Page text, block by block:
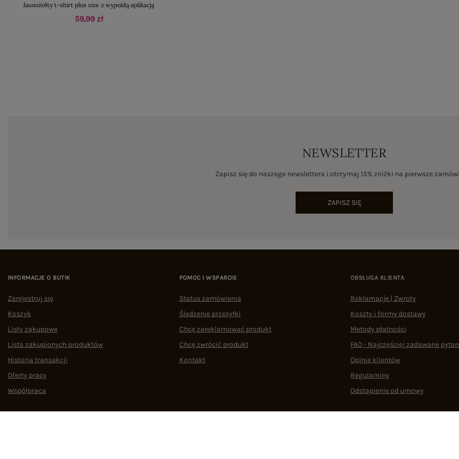
Jasnożółty t-shirt plus size z wypukłą aplikacją
59,99 zł
NEWSLETTER
Zapisz się do naszego newslettera i otrzymaj 15% zniżki na pierwsze
ZAPISZ SIĘ
INFORMACJE O BUTIK
Zarejestruj się
Koszyk
Listy zakupowe
Lista zakupionych produktów
Historia transakcji
Oferty pracy
Współpraca
POMOC I WSPARCIE
Status zamówienia
Śledzenie przesyłki
Chcę zareklamować produkt
Chcę zwrócić produkt
Kontakt
OBSŁUGA KLIENTA
Reklamacje | Zwroty
Koszty i formy dostawy
Metody płatności
FAQ - Najczęściej zadawane
Opinie klientów
Regulaminy
Odstąpienie od umowy